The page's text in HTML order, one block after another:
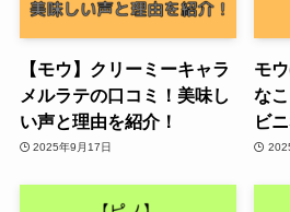
【モウ】クリーミーキャラ
メルラテの口コミ！美味し
い声と理由を紹介！
2025年9月17日
モ
な
ビ